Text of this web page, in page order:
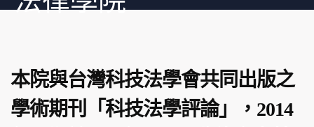
本院與台灣科技法學會共同出版之
學術期刊「科技法學評論」，2014